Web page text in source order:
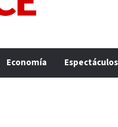
Economía Espectáculos